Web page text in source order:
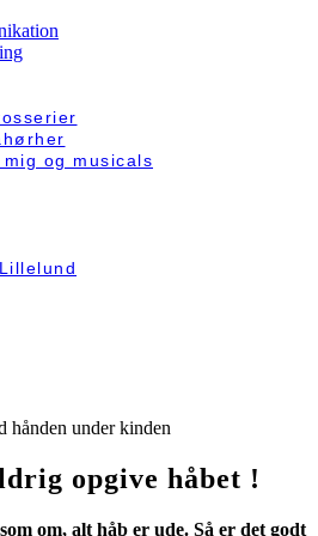
og musicals
opgive håbet !
om, alt håb er ude. Så er det godt